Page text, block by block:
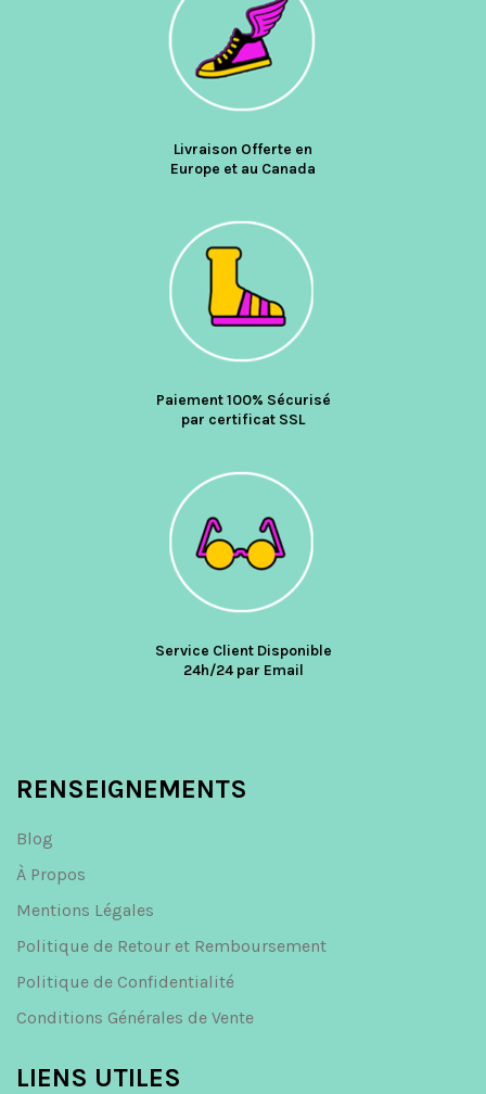
Livraison Offerte en
Europe et au Canada
Paiement 100% Sécurisé
par certificat SSL
Service Client Disponible
24h/24 par Email
RENSEIGNEMENTS
Blog
À Propos
Mentions Légales
Politique de Retour et Remboursement
Politique de Confidentialité
Conditions Générales de Vente
LIENS UTILES